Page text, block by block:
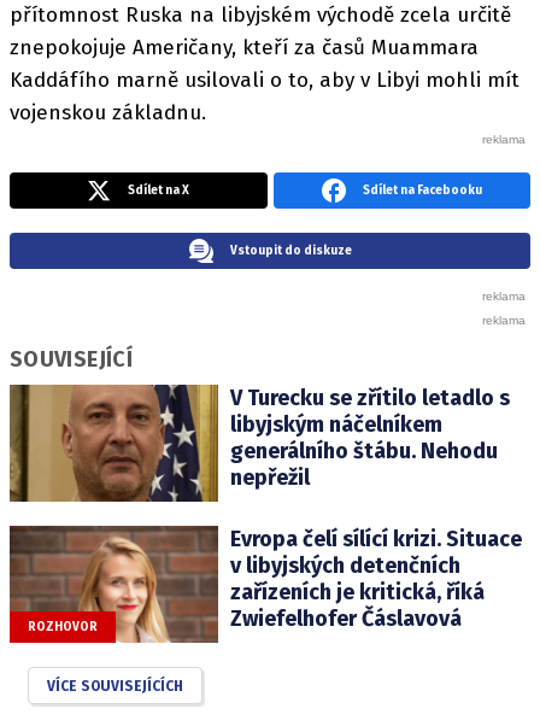
přítomnost Ruska na libyjském východě zcela určitě
znepokojuje Američany, kteří za časů Muammara
Kaddáfího marně usilovali o to, aby v Libyi mohli mít
vojenskou základnu.
Sdílet na X Sdílet na Facebooku
Vstoupit do diskuze
SOUVISEJÍCÍ
V Turecku se zřítilo letadlo s
libyjským náčelníkem
generálního štábu. Nehodu
nepřežil
ROZHOVOR
Evropa čelí sílící krizi. Situace
v libyjských detenčních
zařízeních je kritická, říká
Zwiefelhofer Čáslavová
VÍCE SOUVISEJÍCÍCH